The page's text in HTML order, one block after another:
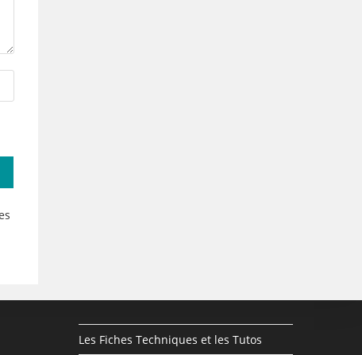
Les Fiches Techniques et les Tutos